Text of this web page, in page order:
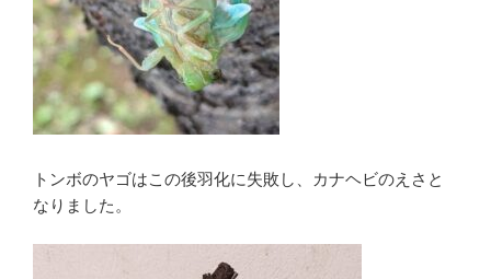
トンボのヤゴはこの後羽化に失敗し、カナヘビのえさと
なりました。